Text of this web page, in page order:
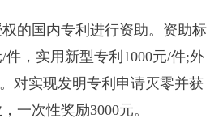
的国内专利进行资助。资助标
件，实用新型专利1000元/件;外
对实现发明专利申请灭零并获
一次性奖励3000元。